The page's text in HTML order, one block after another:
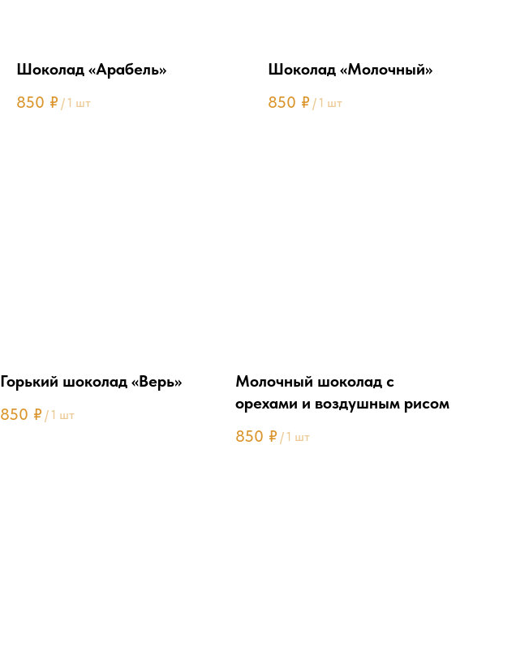
Шоколад «Арабель»
850 ₽ /1 шт
Шоколад «Молочный»
850 ₽ /1 шт
Горький шоколад «Верь»
850 ₽ /1 шт
Молочный шоколад с
орехами и воздушным рисом
850 ₽ /1 шт